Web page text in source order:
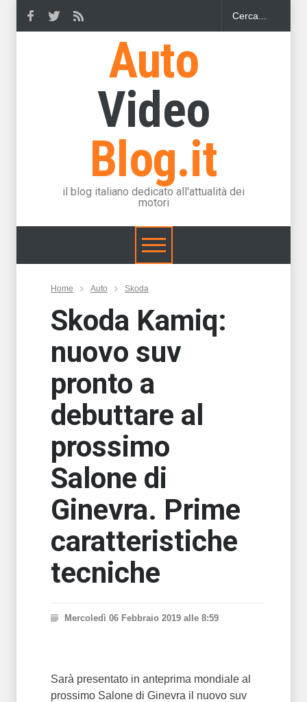
Auto
Video
Blog.it
il blog italiano dedicato all'attualità dei
motori
Home Auto Skoda
Skoda Kamiq:
nuovo suv
pronto a
debuttare al
prossimo
Salone di
Ginevra. Prime
caratteristiche
tecniche
Mercoledì 06 Febbraio 2019 alle 8:59
Sarà presentato in anteprima mondiale al
prossimo Salone di Ginevra il nuovo suv